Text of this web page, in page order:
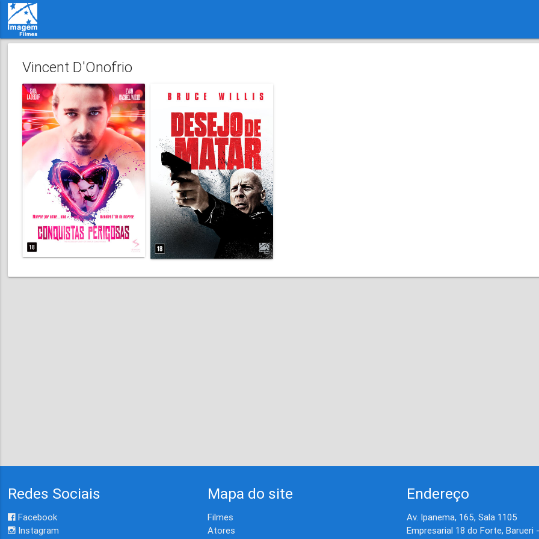
Vincent D'Onofrio
Redes Sociais
Facebook
Instagram
Mapa do site
Filmes
Atores
Endereço
Av. Ipanema, 165, Sala 1105
Empresarial 18 do Forte, Barueri